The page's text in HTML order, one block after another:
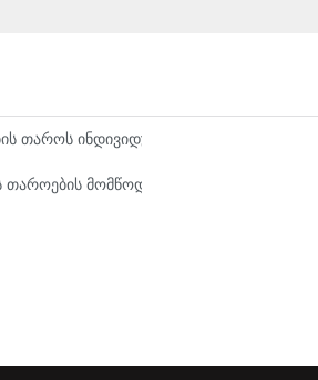
Თაროს Ინდივიდუალური Ვარიანტები:
Თაროების Მომწოდებლები: Რას Უნდა